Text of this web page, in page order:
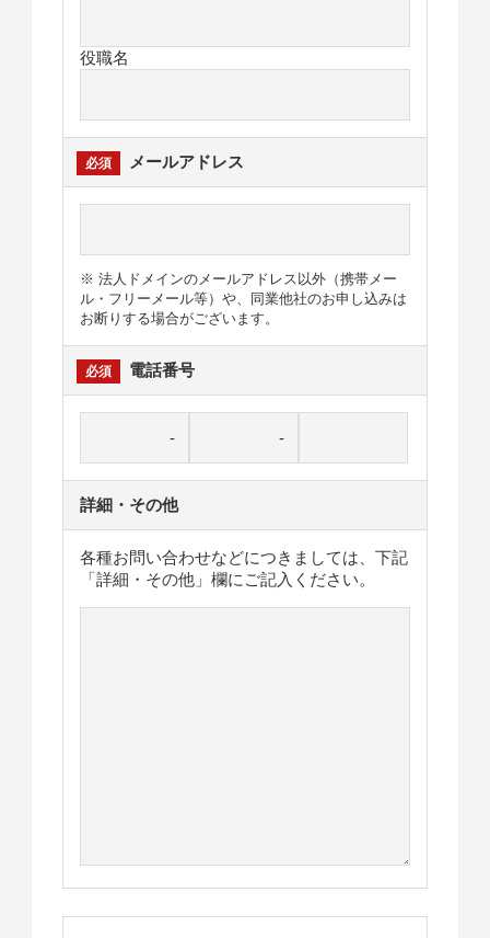
役職名
メールアドレス
※ 法人ドメインのメールアドレス以外（携帯メー
ル・フリーメール等）や、同業他社のお申し込みは
お断りする場合がございます。
電話番号
詳細・その他
各種お問い合わせなどにつきましては、下記
「詳細・その他」欄にご記入ください。